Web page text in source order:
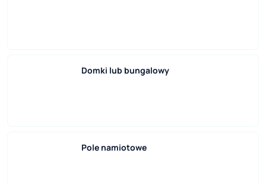
Domki lub bungalowy
Pole namiotowe